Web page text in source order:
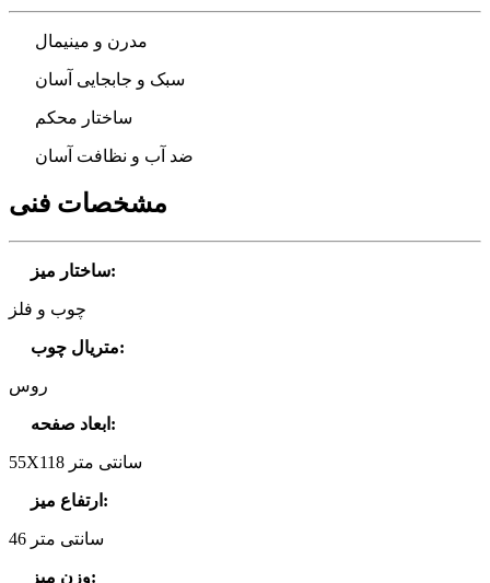
مدرن و مینیمال
سبک و جابجایی آسان
ساختار محکم
ضد آب و نظافت آسان
مشخصات فنی
ساختار میز:
چوب و فلز
متریال چوب:
روس
ابعاد صفحه :
55X118 سانتی متر
ارتفاع میز :
46 سانتی متر
وزن میز: